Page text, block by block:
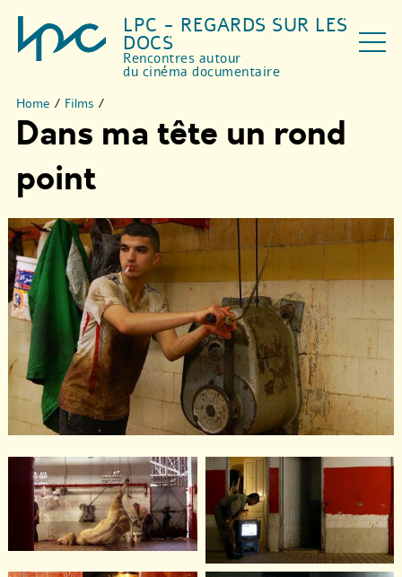
LPC - REGARDS SUR LES
DOCS
Rencontres autour
du cinéma documentaire
Home / Films /
Dans ma tête un rond
point